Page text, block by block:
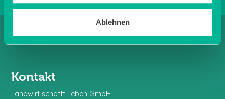
Ablehnen
Kontakt
Landwirt schafft Leben GmbH